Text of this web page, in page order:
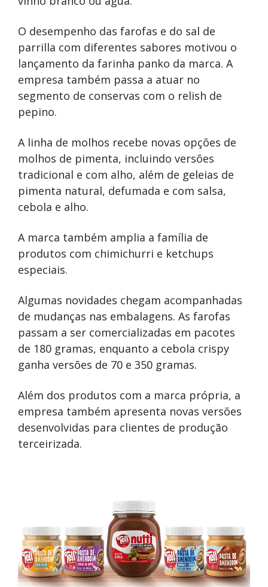
O desempenho das farofas e do sal de
parrilla com diferentes sabores motivou o
lançamento da farinha panko da marca. A
empresa também passa a atuar no
segmento de conservas com o relish de
pepino.
A linha de molhos recebe novas opções de
molhos de pimenta, incluindo versões
tradicional e com alho, além de geleias de
pimenta natural, defumada e com salsa,
cebola e alho.
A marca também amplia a família de
produtos com chimichurri e ketchups
especiais.
Algumas novidades chegam acompanhadas
de mudanças nas embalagens. As farofas
passam a ser comercializadas em pacotes
de 180 gramas, enquanto a cebola crispy
ganha versões de 70 e 350 gramas.
Além dos produtos com a marca própria, a
empresa também apresenta novas versões
desenvolvidas para clientes de produção
terceirizada.